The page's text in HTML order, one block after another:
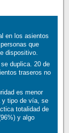
en los asientos
que
dispositivo.
duplica. 20 de
traseros no
es menor
y tipo de vía, se
totalidad de
y algo